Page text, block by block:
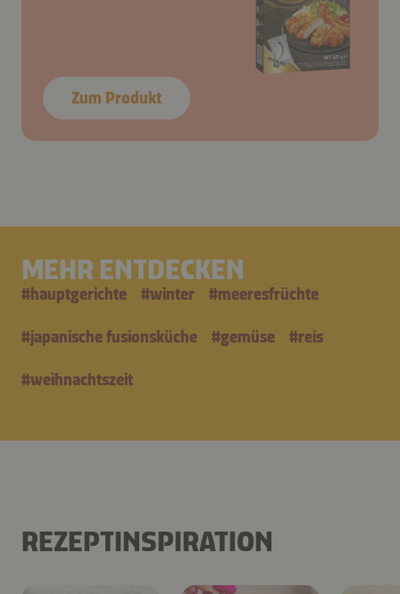
Zum Produkt
MEHR ENTDECKEN
#hauptgerichte #winter #meeresfrüchte
#japanische fusionsküche #gemüse #reis
#weihnachtszeit
REZEPTINSPIRATION